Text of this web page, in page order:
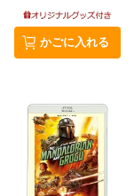
かごに入れる